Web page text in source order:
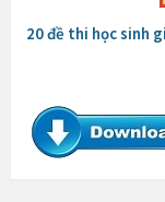
20 đề thi học sinh